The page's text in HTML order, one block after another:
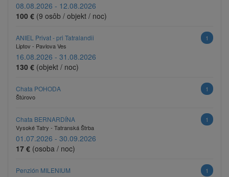
08.08.2026 - 12.08.2026
100 € (9 osôb / objekt / noc)
ANIEL Privat - pri Tatralandii
1
Liptov - Pavlova Ves
16.08.2026 - 31.08.2026
130 € (objekt / noc)
Chata POHODA
1
Štúrovo
Chata BERNARDÍNA
1
Vysoké Tatry - Tatranská Štrba
01.07.2026 - 30.09.2026
17 € (osoba / noc)
Penzión MILENIUM
1